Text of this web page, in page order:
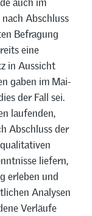
Abschluss
Befragung
eine
in Aussicht
gaben im Mai-
der Fall sei.
laufenden,
Abschluss der
liefern,
erleben und
Analysen
Verläufe